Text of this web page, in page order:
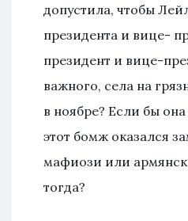
допустила, чтобы
президента и вице-
президент и вице-
важного, села на
в ноябре? Если бы
этот бомж оказался
мафиози или
тогда?